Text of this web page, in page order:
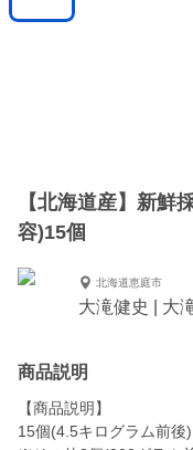
【北海道産】新鮮
容)15個
北海道恵庭市
大滝健史 | 大
商品説明
【商品説明】
15個(4.5キログラム前後